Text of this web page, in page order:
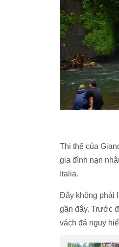
Thi thể của
gia đình nạn
Italia.
Đây không phải
gần đây. Trước
vách đá nguy